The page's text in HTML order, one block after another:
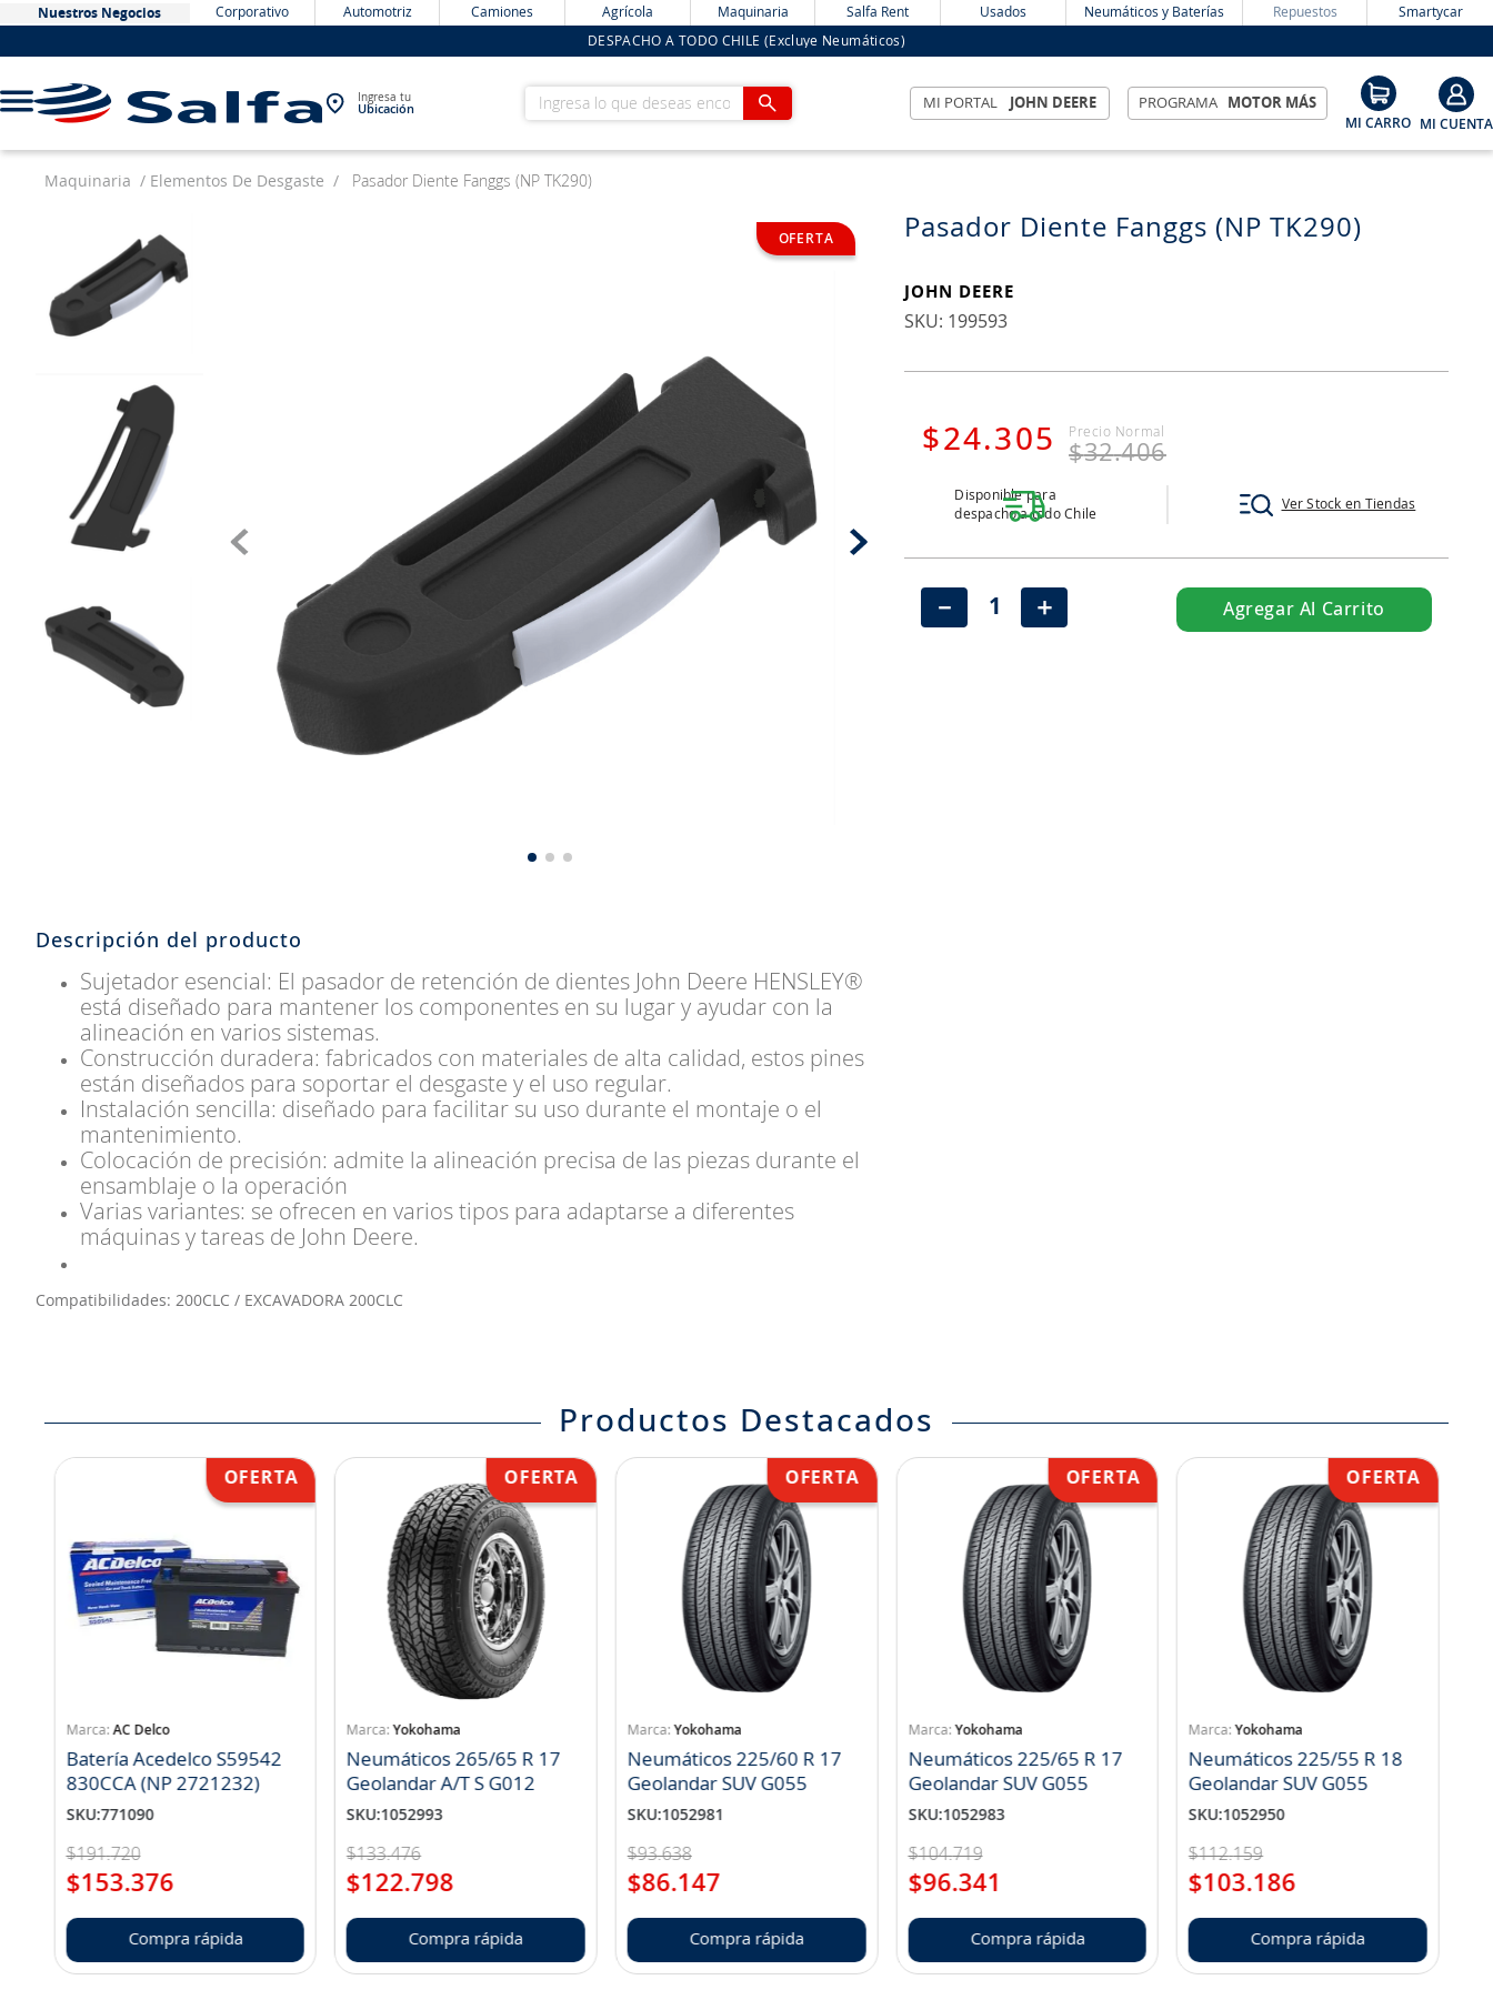
Nuestros Negocios Corporativo Automotriz Camiones Agrícola Maquinaria Salfa Rent Usados Neumáticos y Baterías Repuestos Smartycar
DESPACHO A TODO CHILE (Excluye Neumáticos)
Ingresa tu
Ubicación
Ingresa lo que deseas encontrar MI PORTAL JOHN DEERE PROGRAMA MOTOR MÁS
Maquinaria Elementos De Desgaste Pasador Diente Fanggs (NP TK290)
Descripción del producto
Sujetador esencial: El pasador de retención de dientes John Deere HENSLEY®
está diseñado para mantener los componentes en su lugar y ayudar con la
alineación en varios sistemas.
Construcción duradera: fabricados con materiales de alta calidad, estos pines
están diseñados para soportar el desgaste y el uso regular.
Instalación sencilla: diseñado para facilitar su uso durante el montaje o el
mantenimiento.
Colocación de precisión: admite la alineación precisa de las piezas durante el
ensamblaje o la operación
Varias variantes: se ofrecen en varios tipos para adaptarse a diferentes
máquinas y tareas de John Deere.
Compatibilidades: 200CLC / EXCAVADORA 200CLC
Pasador Diente Fanggs (NP TK290)
JOHN DEERE
: 199593
$24.305 $32.406
Disponible para
despacho a todo Chile
Ver Stock en Tiendas
＋
－ Agregar Al Carrito
Productos Destacados
AC Delco
Batería Acedelco S59542
830CCA (NP 2721232)
SKU:771090
$191.720
$153.376
Compra rápida
Yokohama
Neumáticos 265/65 R 17
Geolandar A/T S G012
SKU:1052993
$133.476
$122.798
Compra rápida
Yokohama
Neumáticos 225/60 R 17
Geolandar SUV G055
SKU:1052981
$93.638
$86.147
Compra rápida
Yokohama
Neumáticos 225/65 R 17
Geolandar SUV G055
SKU:1052983
$104.719
$96.341
Compra rápida
Yokohama
Neumáticos 225/55 R 18
Geolandar SUV G055
SKU:1052950
$112.159
$103.186
Compra rápida
bateria
2.
neumáticos
westlake
225
chevrolet
jockey
8.
235